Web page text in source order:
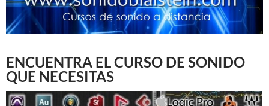
ENCUENTRA EL CURSO DE SONIDO
QUE NECESITAS